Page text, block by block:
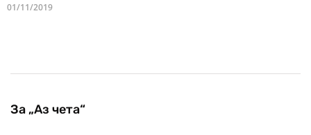
01/11/2019
За „Аз чета“